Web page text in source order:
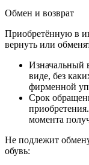
Обмен и возврат
Приобретённую в
вернуть или
Изначальный
виде, без
фирменной
Срок
момента
Не подлежит
обувь: